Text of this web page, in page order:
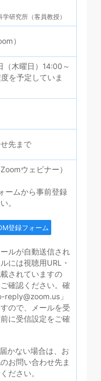
研究所（客員教授）
）
（木曜日）14:00～
を予定していま
先まで
ウェビナー）
ームから事前登録
。
登録フォーム
ルが自動送信され
には視聴用URL・
されていますの
確認ください。確
reply@zoom.us 」
ので、メールを受
に受信設定をご確
かない場合は、お
お問い合わせ先ま
ださい。